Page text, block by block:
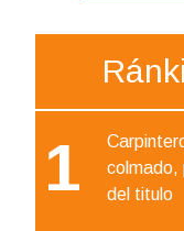
1
colmado,
del titulo